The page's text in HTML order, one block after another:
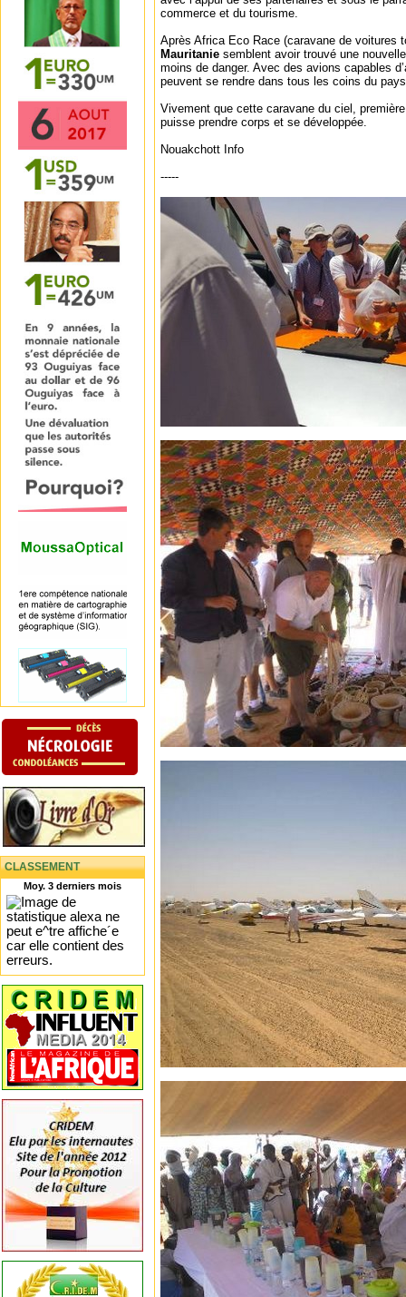
CLASSEMENT
Moy. 3 derniers mois
commerce et du tourisme.
Après Africa Eco Race (caravane de voitures
Mauritanie semblent avoir trouvé une
moins de danger. Avec des avions capables
peuvent se rendre dans tous les coins du
Vivement que cette caravane du ciel,
puisse prendre corps et se développée.
Nouakchott Info
-----